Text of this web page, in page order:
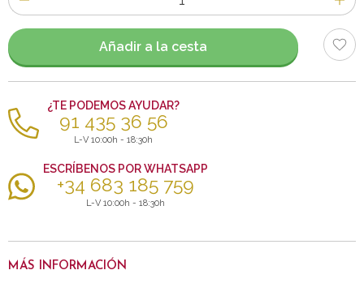
de
artículos
Añadir a la cesta
¿TE PODEMOS AYUDAR?
91 435 36 56
L-V 10:00h - 18:30h
ESCRÍBENOS POR WHATSAPP
+34 683 185 759
L-V 10:00h - 18:30h
MÁS INFORMACIÓN